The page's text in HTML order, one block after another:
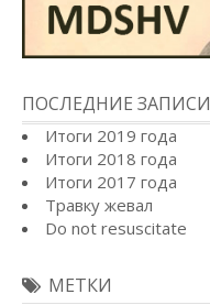
ПОСЛЕДНИЕ ЗАПИСИ
Итоги 2019 года
Итоги 2018 года
Итоги 2017 года
Травку жевал
Do not resuscitate
МЕТКИ